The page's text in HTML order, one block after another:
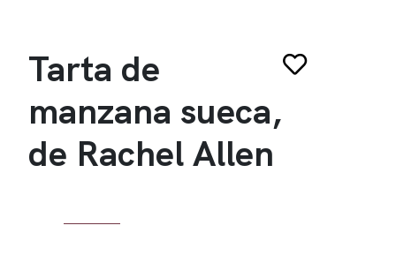
Tarta de
manzana sueca,
de Rachel Allen